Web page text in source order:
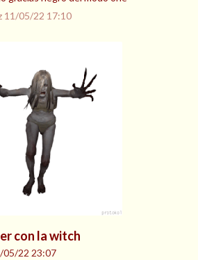
11/05/22 17:10
con la witch
05/22 23:07